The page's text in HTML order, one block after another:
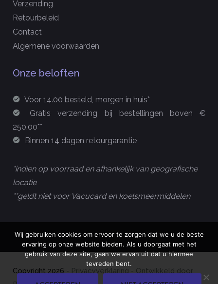
Verzending
Retourbeleid
Contact
Algemene voorwaarden
Onze beloften
Voor 14.00 besteld, morgen in huis*
Gratis verzending bij bestellingen boven €
250,00**
Binnen 14 dagen retourgarantie
*indien op voorraad en afhankelijk van geografische
locatie
**geldt niet voor Vacucard en koelsmeermiddelen
Copyright 2026 - Privacyverklaring - Ontwikkeld door
Wij gebruiken cookies om ervoor te zorgen dat we u de beste
ervaring op onze website bieden. Als u doorgaat met het
gebruik van deze site, gaan we ervan uit dat u hiermee
tevreden bent.